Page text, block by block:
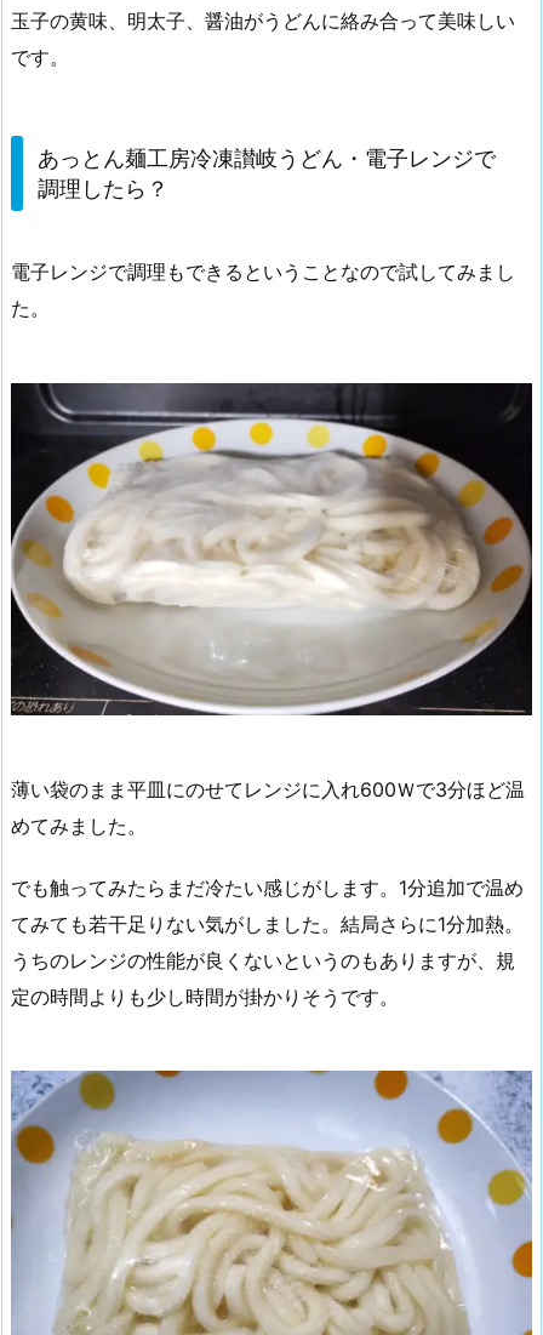
玉子の黄味、明太子、醤油がうどんに絡み合って美味しい
です。
あっとん麺工房冷凍讃岐うどん・電子レンジで
調理したら？
電子レンジで調理もできるということなので試してみまし
た。
薄い袋のまま平皿にのせてレンジに入れ600Ｗで3分ほど温
めてみました。
でも触ってみたらまだ冷たい感じがします。1分追加で温め
てみても若干足りない気がしました。結局さらに1分加熱。
うちのレンジの性能が良くないというのもありますが、規
定の時間よりも少し時間が掛かりそうです。